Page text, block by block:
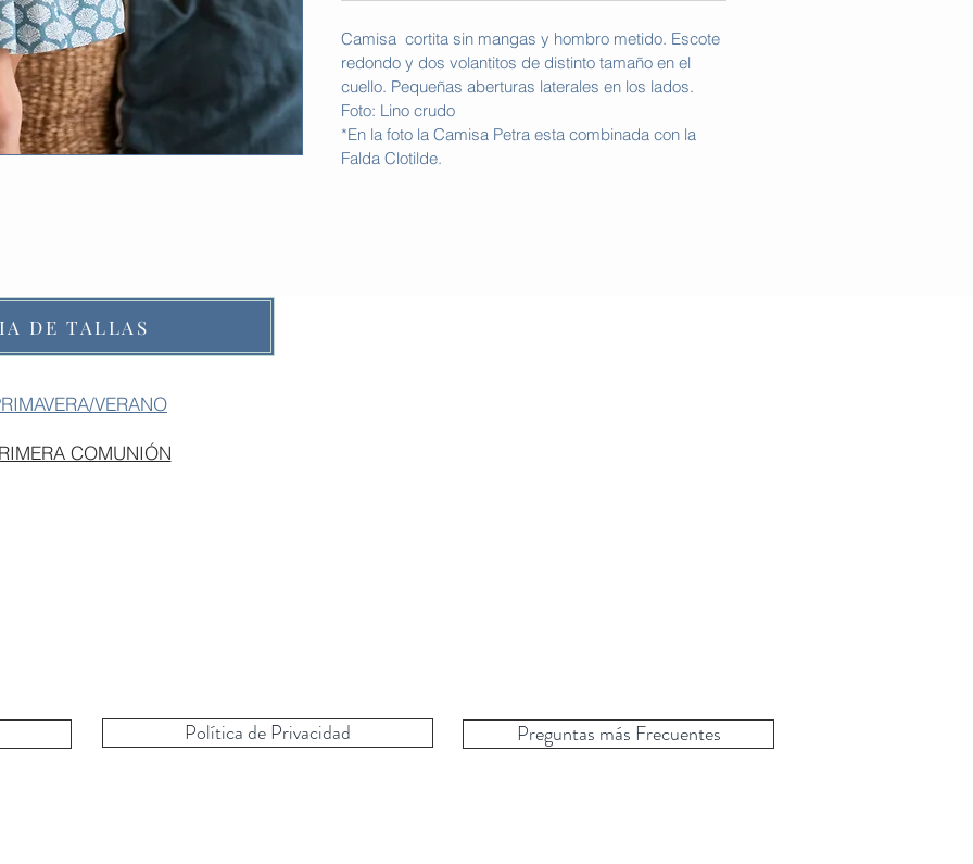
Camisa cortita sin mangas y hombro metido. Escote
redondo y dos volantitos de distinto tamaño en el
cuello. Pequeñas aberturas laterales en los lados.
Foto: Lino crudo
*En la foto la Camisa Petra esta combinada con la
Falda Clotilde.
DE TALLAS
VERANO
COMUNIÓN
Política de Privacidad Preguntas más Frecuentes